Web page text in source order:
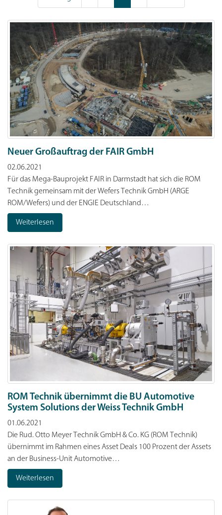
Neuer Großauftrag der FAIR GmbH
02.06.2021
Für das Mega-Bauprojekt FAIR in Darmstadt hat sich die ROM
Technik gemeinsam mit der Wefers Technik GmbH (ARGE
ROM/Wefers) und der ENGIE Deutschland…
Weiterlesen
ROM Technik übernimmt die BU Automotive
System Solutions der Weiss Technik GmbH
01.06.2021
Die Rud. Otto Meyer Technik GmbH & Co. KG (ROM Technik)
übernimmt im Rahmen eines Asset Deals 100 Prozent der Assets
an der Business-Unit Automotive…
Weiterlesen